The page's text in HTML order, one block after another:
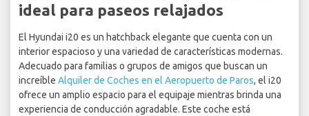
ideal para paseos relajados
El Hyundai i20 es un hatchback elegante que cuenta con un
interior espacioso y una variedad de características modernas.
Adecuado para familias o grupos de amigos que buscan un
increíble Alquiler de Coches en el Aeropuerto de Paros, el i20
ofrece un amplio espacio para el equipaje mientras brinda una
experiencia de conducción agradable. Este coche está